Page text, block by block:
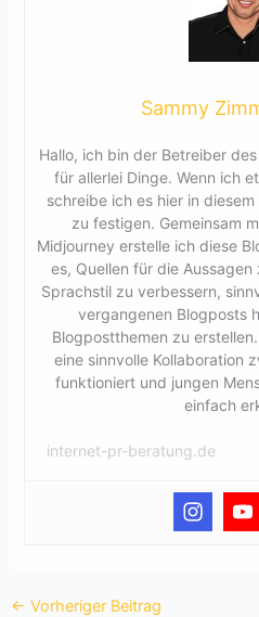
Sammy
Hallo, ich bin der Betreiber
für allerlei Dinge. Wenn ich
schreibe ich es hier in
zu festigen. Gemeinsam
Midjourney erstelle ich diese
es, Quellen für die
Sprachstil zu verbessern,
vergangenen Blogposts
Blogpostthemen zu
eine sinnvolle Kollaboration
funktioniert und jungen
einfach
internet-pr-beratung.de
← Vorheriger Beitrag